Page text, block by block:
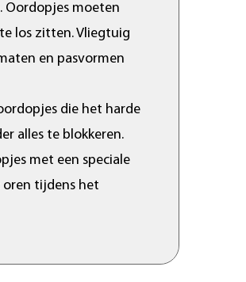
Oordopjes moeten
los zitten. Vliegtuig
en pasvormen
die het harde
alles te blokkeren.
met een speciale
tijdens het